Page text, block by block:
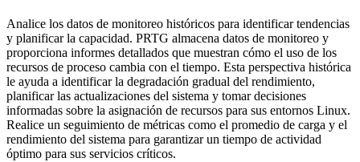
Analice los datos de monitoreo históricos para identificar tendencias
y planificar la capacidad. PRTG almacena datos de monitoreo y
proporciona informes detallados que muestran cómo el uso de los
recursos de proceso cambia con el tiempo. Esta perspectiva histórica
le ayuda a identificar la degradación gradual del rendimiento,
planificar las actualizaciones del sistema y tomar decisiones
informadas sobre la asignación de recursos para sus entornos Linux.
Realice un seguimiento de métricas como el promedio de carga y el
rendimiento del sistema para garantizar un tiempo de actividad
óptimo para sus servicios críticos.